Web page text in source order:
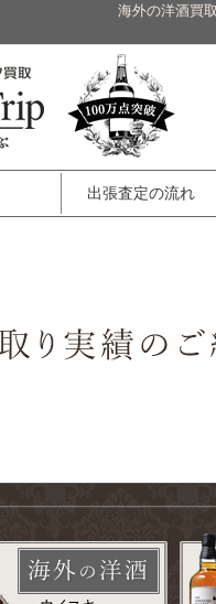
海外の洋酒買
出張査定の流れ